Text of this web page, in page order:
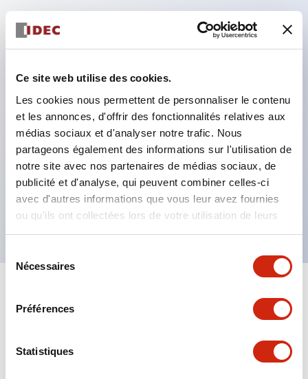
Ce site web utilise des cookies.
Les cookies nous permettent de personnaliser le contenu
et les annonces, d'offrir des fonctionnalités relatives aux
médias sociaux et d'analyser notre trafic. Nous
partageons également des informations sur l'utilisation de
notre site avec nos partenaires de médias sociaux, de
publicité et d'analyse, qui peuvent combiner celles-ci
avec d'autres informations que vous leur avez fournies
ou qu'ils ont collectées lors de votre utilisation de leurs
services.
Nécessaires
Préférences
Statistiques
Bloc de contact à 2 étages avec 2 contacts,
permettant une configuration à 4 contacts
contact à 11 étages), 59,9 mm (*bloc de contact à
22 étages). Conception peu encombrante
possible.
Structure de sécurité de 3e génération :
déclenchement à 2 actions, garde intégrée,
structure de protection des doigts IP20.
Tout développer+